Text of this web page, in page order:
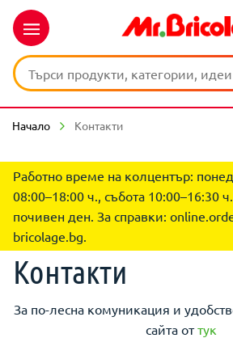
Начало Контакти
Работно време на колцентър:
08:00–18:00 ч., събота 10:00–16:30
почивен ден. За справки:
bricolage.bg.
Контакти
За по-лесна комуникация и
сайта оттук